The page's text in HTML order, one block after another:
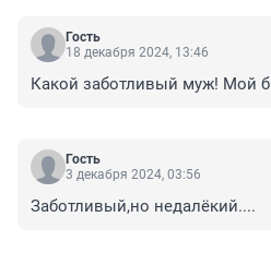
Гость
18 декабря 2024, 13:46
Какой заботливый муж! Мой
Гость
3 декабря 2024, 03:56
Заботливый,но недалёкий....